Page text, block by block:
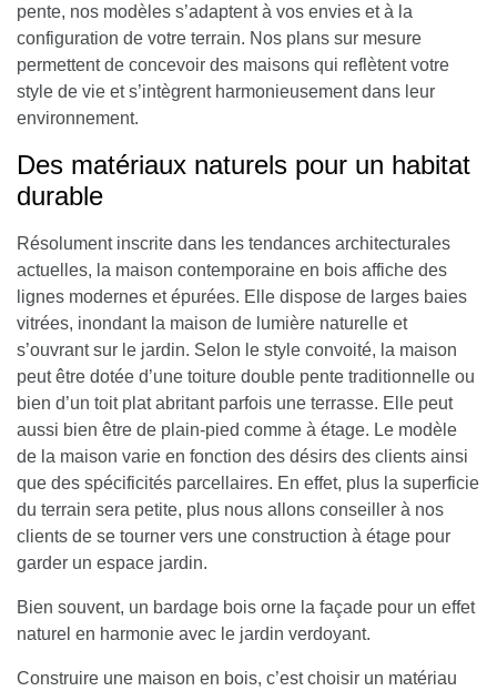
pente, nos modèles s’adaptent à vos envies et à la
configuration de votre terrain. Nos plans sur mesure
permettent de concevoir des maisons qui reflètent votre
style de vie et s’intègrent harmonieusement dans leur
environnement.
Des matériaux naturels pour un habitat
durable
Résolument inscrite dans les tendances architecturales
actuelles, la maison contemporaine en bois affiche des
lignes modernes et épurées. Elle dispose de larges baies
vitrées, inondant la maison de lumière naturelle et
s’ouvrant sur le jardin. Selon le style convoité, la maison
peut être dotée d’une toiture double pente traditionnelle ou
bien d’un toit plat abritant parfois une terrasse. Elle peut
aussi bien être de plain-pied comme à étage. Le modèle
de la maison varie en fonction des désirs des clients ainsi
que des spécificités parcellaires. En effet, plus la superficie
du terrain sera petite, plus nous allons conseiller à nos
clients de se tourner vers une construction à étage pour
garder un espace jardin.
Bien souvent, un bardage bois orne la façade pour un effet
naturel en harmonie avec le jardin verdoyant.
Construire une maison en bois, c’est choisir un matériau